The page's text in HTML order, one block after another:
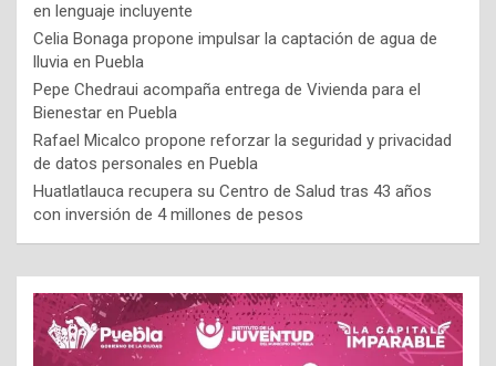
en lenguaje incluyente
Celia Bonaga propone impulsar la captación de agua de
lluvia en Puebla
Pepe Chedraui acompaña entrega de Vivienda para el
Bienestar en Puebla
Rafael Micalco propone reforzar la seguridad y privacidad
de datos personales en Puebla
Huatlatlauca recupera su Centro de Salud tras 43 años
con inversión de 4 millones de pesos